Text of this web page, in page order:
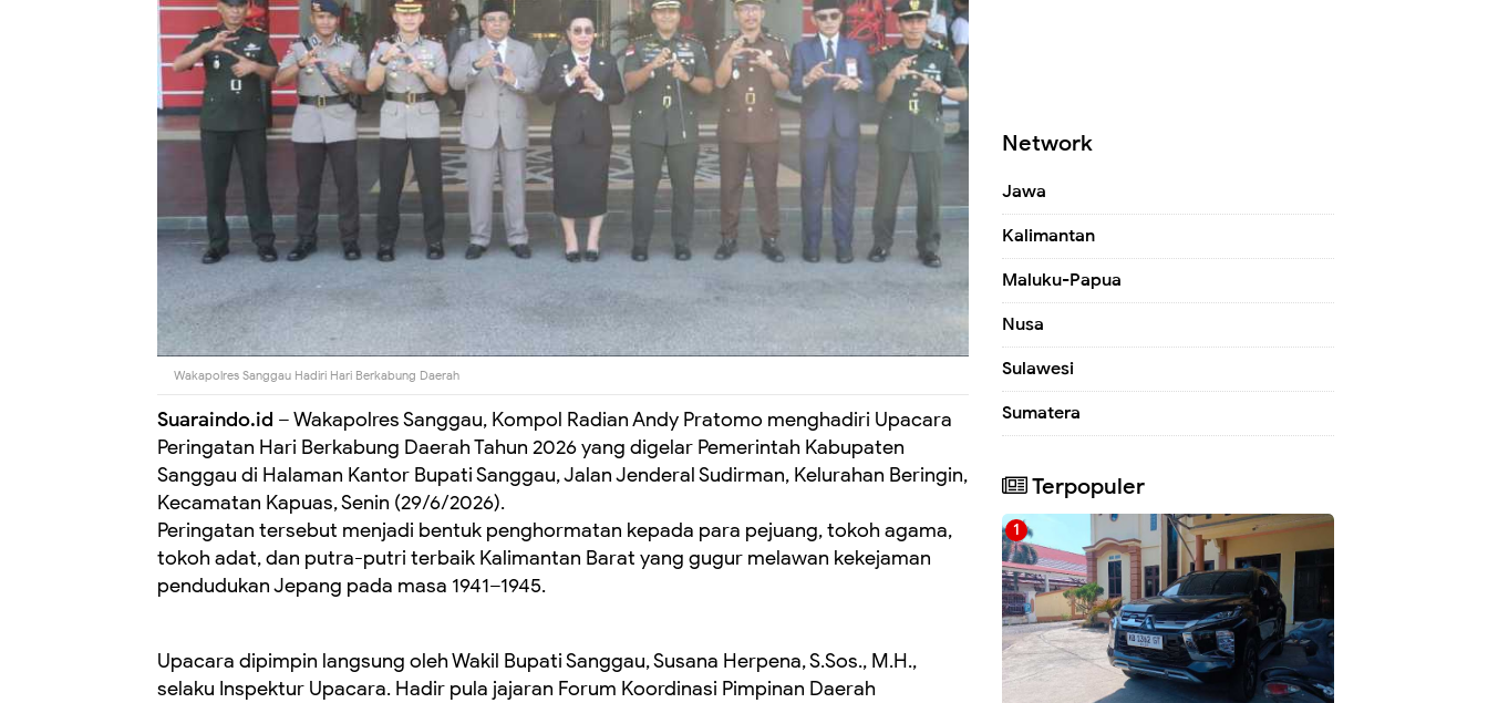
Wakapolres Sanggau Hadiri Hari Berkabung Daerah
Suaraindo.id – Wakapolres Sanggau, Kompol Radian Andy Pratomo menghadiri Upacara
Peringatan Hari Berkabung Daerah Tahun 2026 yang digelar Pemerintah Kabupaten
Sanggau di Halaman Kantor Bupati Sanggau, Jalan Jenderal Sudirman, Kelurahan Beringin,
Kecamatan Kapuas, Senin (29/6/2026).
Peringatan tersebut menjadi bentuk penghormatan kepada para pejuang, tokoh agama,
tokoh adat, dan putra-putri terbaik Kalimantan Barat yang gugur melawan kekejaman
pendudukan Jepang pada masa 1941–1945.
Upacara dipimpin langsung oleh Wakil Bupati Sanggau, Susana Herpena, S.Sos., M.H.,
selaku Inspektur Upacara. Hadir pula jajaran Forum Koordinasi Pimpinan Daerah
Network
Jawa
Kalimantan
Maluku-Papua
Nusa
Sulawesi
Sumatera
Terpopuler